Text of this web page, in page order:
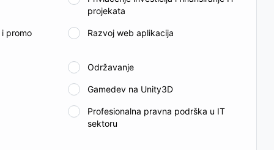
projekata
i promo
Razvoj web aplikacija
Održavanje
Gamedev na Unity3D
Profesionalna pravna podrška u IT
sektoru